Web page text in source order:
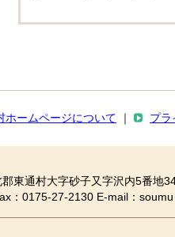
ホームページについて プラ
東通村大字砂子又字沢内5番地
：0175-27-2130 E-mail：